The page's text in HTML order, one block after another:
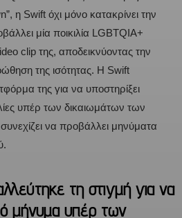
η Swift όχι μόνο κατακρίνει την
μία ποικιλία LGBTQIA+
clip της, αποδεικνύοντας την
της ισότητας. Η Swift
της για να υποστηρίξει
υπέρ των δικαιωμάτων των
να προβάλλει μηνύματα
τη στιγμή για να
μήνυμα υπέρ των